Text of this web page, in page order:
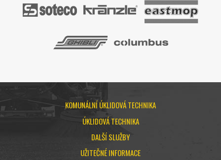
KOMUNÁLNÍ ÚKLIDOVÁ TECHNIKA
ÚKLIDOVÁ TECHNIKA
DALŠÍ SLUŽBY
UŽITEČNÉ INFORMACE